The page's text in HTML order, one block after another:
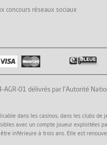
concours réseaux sociaux
01 délivrés par l'Autorité
dans les casinos, dans les clubs
avec un compte joueur exploitées
inférieure à trois ans. Elle est